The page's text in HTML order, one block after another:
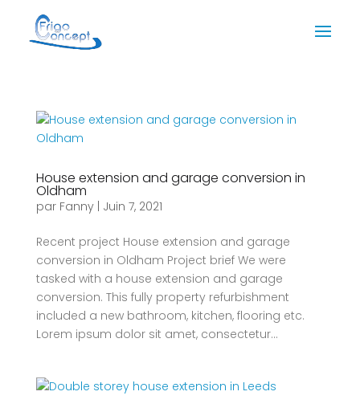
House extension and garage conversion in
Oldham
par Fanny| Juin 7, 2021
Recent project House extension and garage
conversion in Oldham Project brief We were
tasked with a house extension and garage
conversion. This fully property refurbishment
included a new bathroom, kitchen, flooring etc.
Lorem ipsum dolor sit amet, consectetur...